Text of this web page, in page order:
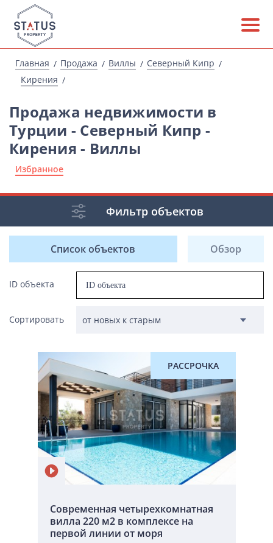
Главная Продажа Виллы
Северный Кипр
Кирения
Продажа недвижимости в
Турции - Северный Кипр -
Кирения - Виллы
Избранное
Фильтр объектов
Список объектов Обзор
ID объекта
Сортировать
РАССРОЧКА
Современная четырехкомнатная
вилла 220 м2 в комплексе на
первой линии от моря